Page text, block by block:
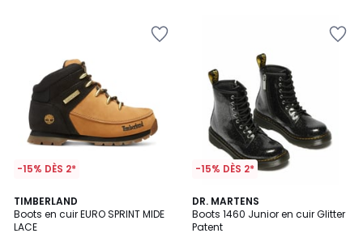
-15% DÈS 2*
TIMBERLAND
Boots en cuir EURO SPRINT MIDE
LACE
5
/
5
-15% DÈS 2*
DR. MARTENS
Boots 1460 Junior en cuir Glitter
Patent
5
/
5